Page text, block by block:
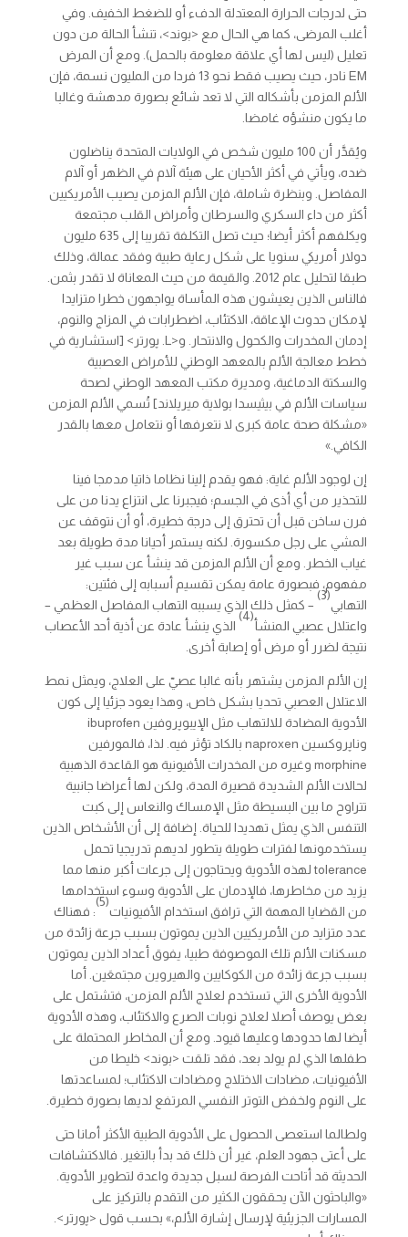
حتى لدرجات الحرارة المعتدلة الدفء أو للضغط الخفيف. وفي
أغلب المرضى، كما هي الحال مع <بوند>، تنشأ الحالة من دون
تعليل (ليس لها أي علاقة معلومة بالحمل). ومع أن المرض
EM نادر، حيث يصيب فقط نحو 13 فردا من المليون نسمة، فإن
الألم المزمن بأشكاله التي لا تعد شائع بصورة مدهشة وغالبا
ما يكون منشؤه غامضا.
ويُقدَّر أن 100 مليون شخص في الولايات المتحدة يناضلون
ضده، ويأتي في أكثر الأحيان على هيئة آلام في الظهر أو آلام
المفاصل. وبنظرة شاملة، فإن الألم المزمن يصيب الأمريكيين
أكثر من داء السكري والسرطان وأمراض القلب مجتمعة
ويكلفهم أكثر أيضا؛ حيث تصل التكلفة تقريبا إلى 635 مليون
دولار أمريكي سنويا على شكل رعاية طبية وفقد عمالة، وذلك
طبقا لتحليل عام 2012. والقيمة من حيث المعاناة لا تقدر بثمن.
فالناس الذين يعيشون هذه المأساة يواجهون خطرا متزايدا
لإمكان حدوث الإعاقة، الاكتئاب، اضطرابات في المزاج والنوم،
إدمان المخدرات والكحول والانتحار. و<L. پورتر> [استشارية في
خطط معالجة الألم بالمعهد الوطني للأمراض العصبية
والسكتة الدماغية، ومديرة مكتب المعهد الوطني لصحة
سياسات الألم في بيثيسدا بولاية ميريلاند] تُسمي الألم المزمن
«مشكلة صحة عامة كبرى لا نتعرفها أو نتعامل معها بالقدر
الكافي.»
إن لوجود الألم غاية: فهو يقدم إلينا نظاما ذاتيا مدمجا فينا
للتحذير من أي أذى في الجسم؛ فيجبرنا على انتزاع يدنا من على
فرن ساخن قبل أن تحترق إلى درجة خطيرة، أو أن نتوقف عن
المشي على رجل مكسورة. لكنه يستمر أحيانا مدة طويلة بعد
غياب الخطر. ومع أن الألم المزمن قد ينشأ عن سبب غير
مفهوم، فبصورة عامة يمكن تقسيم أسبابه إلى فئتين:
التهابي
(3)
– كمثل ذلك الذي يسببه التهاب المفاصل العظمي –
واعتلال عصبي المنشأ
(4)
الذي ينشأ عادة عن أذية أحد الأعصاب
نتيجة لضرر أو مرض أو إصابة أخرى.
إن الألم المزمن يشتهر بأنه غالبا عصيّ على العلاج، ويمثل نمط
الاعتلال العصبي تحديا بشكل خاص، وهذا يعود جزئيا إلى كون
الأدوية المضادة للالتهاب مثل الإيبوپروفين ibuprofen
وناپروكسين naproxen بالكاد تؤثر فيه. لذا، فالمورفين
morphine وغيره من المخدرات الأفيونية هو القاعدة الذهبية
لحالات الألم الشديدة قصيرة المدة، ولكن لها أعراضا جانبية
تتراوح ما بين البسيطة مثل الإمساك والنعاس إلى كبت
التنفس الذي يمثل تهديدا للحياة. إضافة إلى أن الأشخاص الذين
يستخدمونها لفترات طويلة يتطور لديهم تدريجيا تحمل
tolerance لهذه الأدوية ويحتاجون إلى جرعات أكبر منها مما
يزيد من مخاطرها، فالإدمان على الأدوية وسوء استخدامها
من القضايا المهمة التي ترافق استخدام الأفيونيات
(5)
: فهناك
عدد متزايد من الأمريكيين الذين يموتون بسبب جرعة زائدة من
مسكنات الألم تلك الموصوفة طبيا، يفوق أعداد الذين يموتون
بسبب جرعة زائدة من الكوكايين والهيروين مجتمعَين. أما
الأدوية الأخرى التي تستخدم لعلاج الألم المزمن، فتشتمل على
بعض يوصف أصلا لعلاج نوبات الصرع والاكتئاب، وهذه الأدوية
أيضا لها حدودها وعليها قيود. ومع أن المخاطر المحتملة على
طفلها الذي لم يولد بعد، فقد تلقت <بوند> خليطا من
الأفيونيات، مضادات الاختلاج ومضادات الاكتئاب؛ لمساعدتها
على النوم ولخفض التوتر النفسي المرتفع لديها بصورة خطيرة.
ولطالما استعصى الحصول على الأدوية الطبية الأكثر أمانا حتى
على أعتى جهود العلم، غير أن ذلك قد بدأ بالتغير. فالاكتشافات
الحديثة قد أتاحت الفرصة لسبل جديدة واعدة لتطوير الأدوية.
«والباحثون الآن يحققون الكثير من التقدم بالتركيز على
المسارات الجزيئية لإرسال إشارة الألم،» بحسب قول <پورتر>.